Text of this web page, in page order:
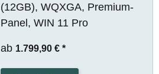
(12GB), WQXGA, Premium-
Panel, WIN 11 Pro
ab 1.799,90 € *